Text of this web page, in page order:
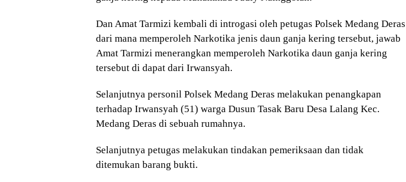
Dan Amat Tarmizi kembali di introgasi oleh petugas Polsek Medang Deras
dari mana memperoleh Narkotika jenis daun ganja kering tersebut, jawab
Amat Tarmizi menerangkan memperoleh Narkotika daun ganja kering
tersebut di dapat dari Irwansyah.
Selanjutnya personil Polsek Medang Deras melakukan penangkapan
terhadap Irwansyah (51) warga Dusun Tasak Baru Desa Lalang Kec.
Medang Deras di sebuah rumahnya.
Selanjutnya petugas melakukan tindakan pemeriksaan dan tidak
ditemukan barang bukti.